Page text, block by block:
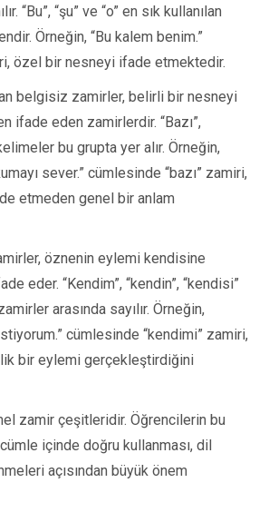
“Bu”, “şu” ve “o” en sık kullanılan
Örneğin, “Bu kalem benim.”
özel bir nesneyi ifade etmektedir.
belgisiz zamirler, belirli bir nesneyi
ifade eden zamirlerdir. “Bazı”,
bu grupta yer alır. Örneğin,
sever.” cümlesinde “bazı” zamiri,
etmeden genel bir anlam
öznenin eylemi kendisine
eder. “Kendim”, “kendin”, “kendisi”
arasında sayılır. Örneğin,
cümlesinde “kendimi” zamiri,
bir eylemi gerçekleştirdiğini
zamir çeşitleridir. Öğrencilerin bu
içinde doğru kullanması, dil
açısından büyük önem